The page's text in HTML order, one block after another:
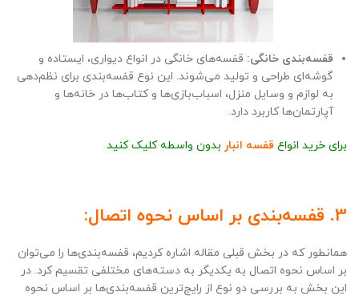
قفسه‌بندی خانگی: قفسه‌های خانگی در انواع دیواری، ایستاده و
گوشه‌ای طراحی و تولید می‌شوند. این نوع قفسه‌بندی برای نظم‌دهی
به لوازم و وسایل منزل، اسباب‌بازی‌ها و کتاب‌ها در خانه‌ها و
آپارتمان‌ها کاربرد دارد.
برای خرید انواع قفسه انبار بدون واسطه کلیک کنید
3. قفسه‌بندی بر اساس نحوه اتصال:
همانطور که در بخش قبلی مقاله اشاره کردیم، قفسه‌بندی‌ها را می‌توان
بر اساس نحوه اتصال به یکدیگر به دسته‌های مختلفی تقسیم کرد. در
این بخش به بررسی دو نوع از رایج‌ترین قفسه‌بندی‌ها بر اساس نحوه